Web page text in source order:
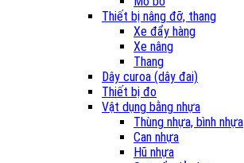
Thiết bị nâng đỡ, thang
Xe đẩy hàng
Xe nâng
Thang
Dây curoa (dây đai)
Thiết bị đo
Vật dụng bằng nhựa
Thùng nhựa, bình nhựa
Can nhựa
Hũ nhựa